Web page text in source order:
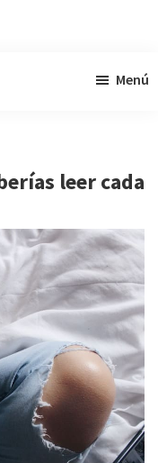
Menú
leer cada